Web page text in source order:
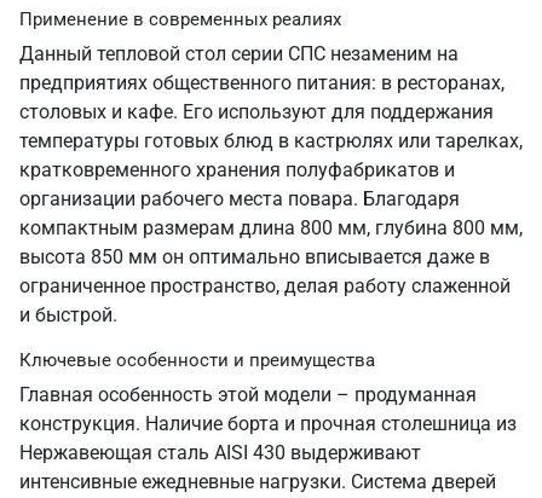
Применение в современных реалиях
Данный тепловой стол серии СПС незаменим на
предприятиях общественного питания: в ресторанах,
столовых и кафе. Его используют для поддержания
температуры готовых блюд в кастрюлях или тарелках,
кратковременного хранения полуфабрикатов и
организации рабочего места повара. Благодаря
компактным размерам длина 800 мм, глубина 800 мм,
высота 850 мм он оптимально вписывается даже в
ограниченное пространство, делая работу слаженной
и быстрой.
Ключевые особенности и преимущества
Главная особенность этой модели – продуманная
конструкция. Наличие борта и прочная столешница из
Нержавеющая сталь AISI 430 выдерживают
интенсивные ежедневные нагрузки. Система дверей